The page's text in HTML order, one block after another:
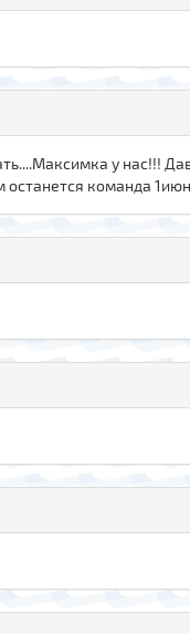
у нас!!!
останется команда